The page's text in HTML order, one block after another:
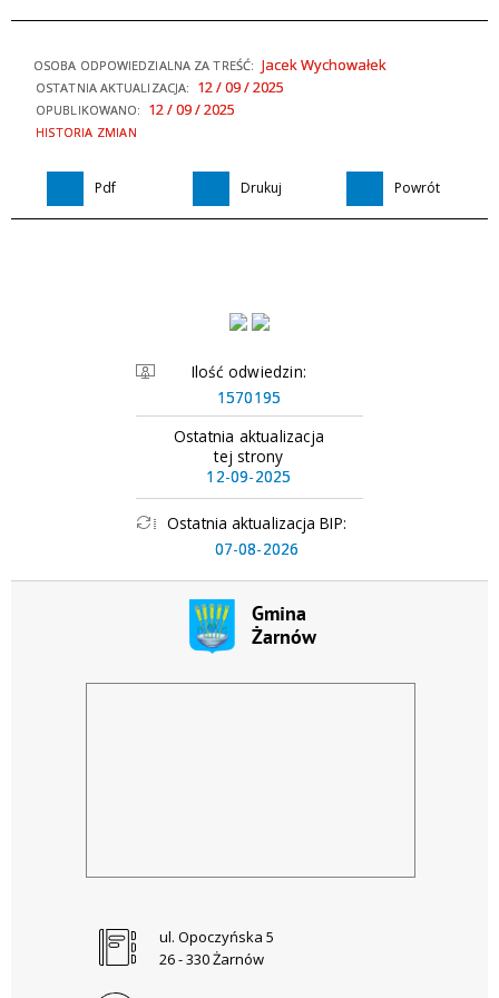
Ilość odwiedzin:
1570195
Ostatnia aktualizacja
tej strony
12-09-2025
Ostatnia aktualizacja BIP:
07-08-2026
OSOBA ODPOWIEDZIALNA ZA TREŚĆ: Jacek Wychowałek
OSTATNIA AKTUALIZACJA: 12 / 09 / 2025
OPUBLIKOWANO: 12 / 09 / 2025
HISTORIA ZMIAN
Pdf Drukuj Powrót
ul. Opoczyńska 5
26 - 330 Żarnów